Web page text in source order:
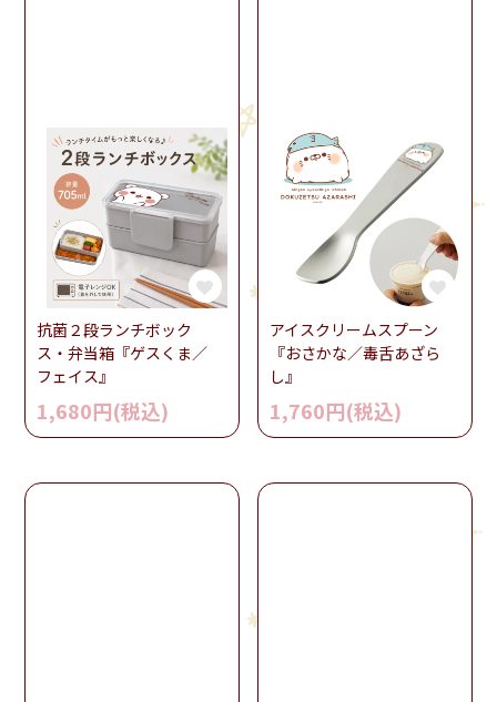
抗菌２段ランチボック
ス・弁当箱『ゲスくま／
フェイス』
1,680円(税込)
アイスクリームスプーン
『おさかな／毒舌あざら
し』
1,760円(税込)